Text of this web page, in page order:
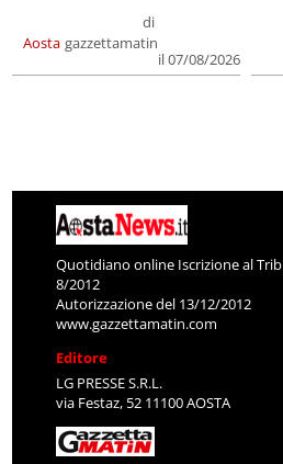
Aosta
di
gazzettamatin
il 07/08/2026
Quotidiano online Iscrizione al
8/2012
Autorizzazione del 13/12/2012
www.gazzettamatin.com
Editore
LG PRESSE S.R.L.
via Festaz, 52 11100 AOSTA